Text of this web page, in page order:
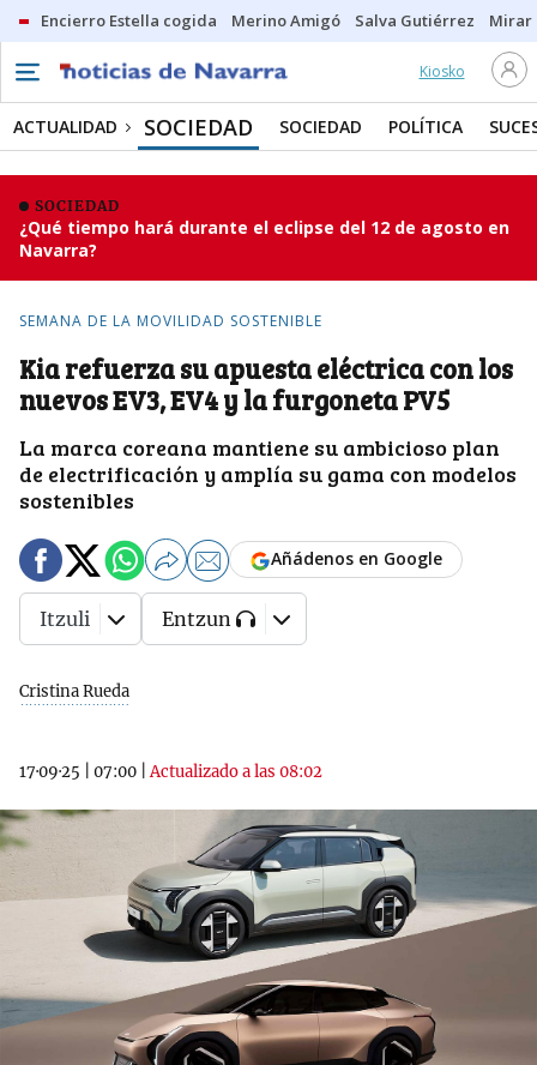
Encierro Estella cogida Merino Amigó Salva Gutiérrez Mirar
Kiosko
ACTUALIDAD SOCIEDAD SOCIEDAD POLÍTICA
SOCIEDAD
¿Qué tiempo hará durante el eclipse del 12 de agosto en
Navarra?
SEMANA DE LA MOVILIDAD SOSTENIBLE
Kia refuerza su apuesta eléctrica con los
nuevos EV3, EV4 y la furgoneta PV5
La marca coreana mantiene su ambicioso plan
de electrificación y amplía su gama con modelos
sostenibles
Cristina Rueda
17·09·25 07:00 |Actualizado a las 08:02
Añádenos en Google
Itzuli Entzun